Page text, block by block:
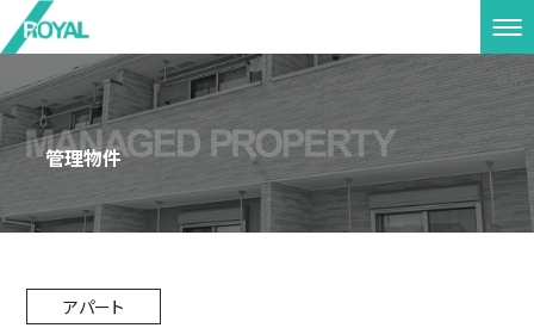
管理物件
アパート